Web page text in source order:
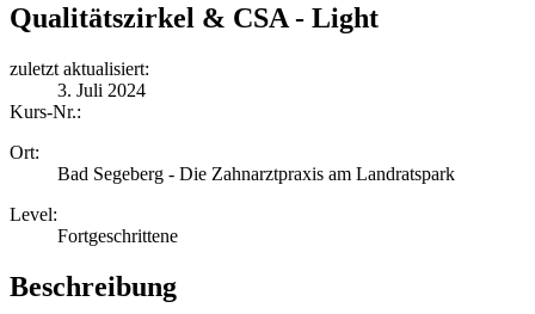
Qualitätszirkel & CSA - Light
zuletzt aktualisiert:
3. Juli 2024
Kurs-Nr.:
Ort:
Bad Segeberg - Die Zahnarztpraxis am Landratspark
Level:
Fortgeschrittene
Beschreibung